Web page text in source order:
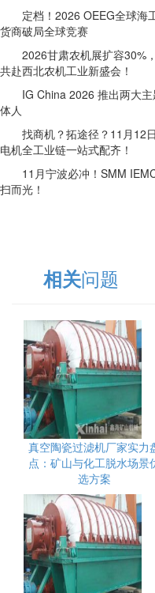
定档！2026 OEEG全球海
货商破局全球竞赛
2026甘肃农机展扩容30%，
共赴西北农机工业新盛会！
IG China 2026 推出两大主
体人
找商机？拓途径？11月12日
电机全工业链一站式配齐！
11月宁波必冲！SMM IEMC
扫而光！
相关问题
真空陶瓷过滤机厂家实力
点：矿山与化工脱水场景
选方案